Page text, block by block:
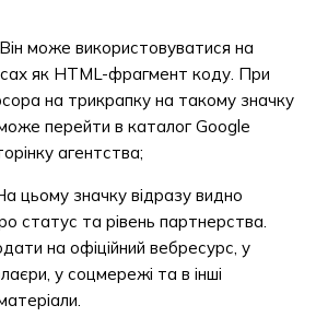
може використовуватися на
як HTML-фрагмент коду. При
на трикрапку на такому значку
перейти в каталог Google
агентства;
цьому значку відразу видно
статус та рівень партнерства.
на офіційний вебресурс, у
у соцмережі та в інші